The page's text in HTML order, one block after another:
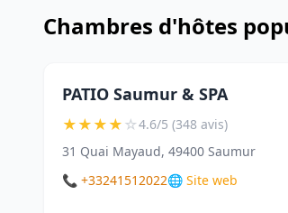
Chambres d'hôtes
PATIO Saumur & SPA
★★★★☆4.6/5 (348 avis)
31 Quai Mayaud, 49400 Saumur
📞 +33241512022🌐 Site web